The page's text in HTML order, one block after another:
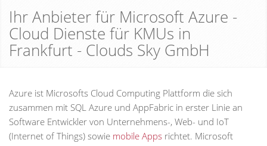
Ihr Anbieter für Microsoft Azure -
Cloud Dienste für KMUs in
Frankfurt - Clouds Sky GmbH
Azure ist Microsofts Cloud Computing Plattform die sich
zusammen mit SQL Azure und AppFabric in erster Linie an
Software Entwickler von Unternehmens-, Web- und IoT
(Internet of Things) sowie mobile Apps richtet. Microsoft